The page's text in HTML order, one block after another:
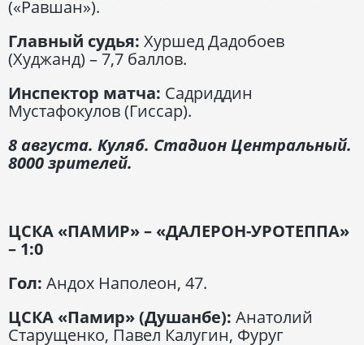
(«Равшан»).
Главный судья: Хуршед Дадобоев
(Худжанд) – 7,7 баллов.
Инспектор матча: Садриддин
Мустафокулов (Гиссар).
8 августа. Куляб. Стадион Центральный.
8000 зрителей.
ЦСКА «ПАМИР» – «ДАЛЕРОН-УРОТЕППА»
– 1:0
Гол: Андох Наполеон, 47.
ЦСКА «Памир» (Душанбе): Анатолий
Старущенко, Павел Калугин, Фуруг